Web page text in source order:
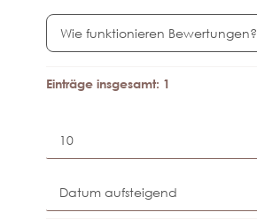
Wie funktionieren Bewertungen?
Einträge insgesamt: 1